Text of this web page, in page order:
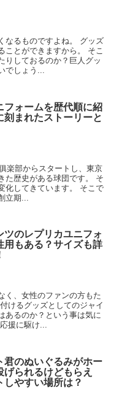
なるものですよね。 グッズ
ことができますから。 そこ
りしておるのか？巨人グッ
でしょう...
フォームを歴代順に紹
刻まれたストーリーと
楽部からスタートし、東京
た歴史がある球団です。 そ
化してきています。 そこで
立期...
ツのレプリカユニフォ
用もある？サイズも詳
く、女性のファンの方もた
けるグッズとしてのジャイ
あるのか？という事は気に
援に駆け...
君のぬいぐるみがホー
げられるけどもらえ
しやすい場所は？